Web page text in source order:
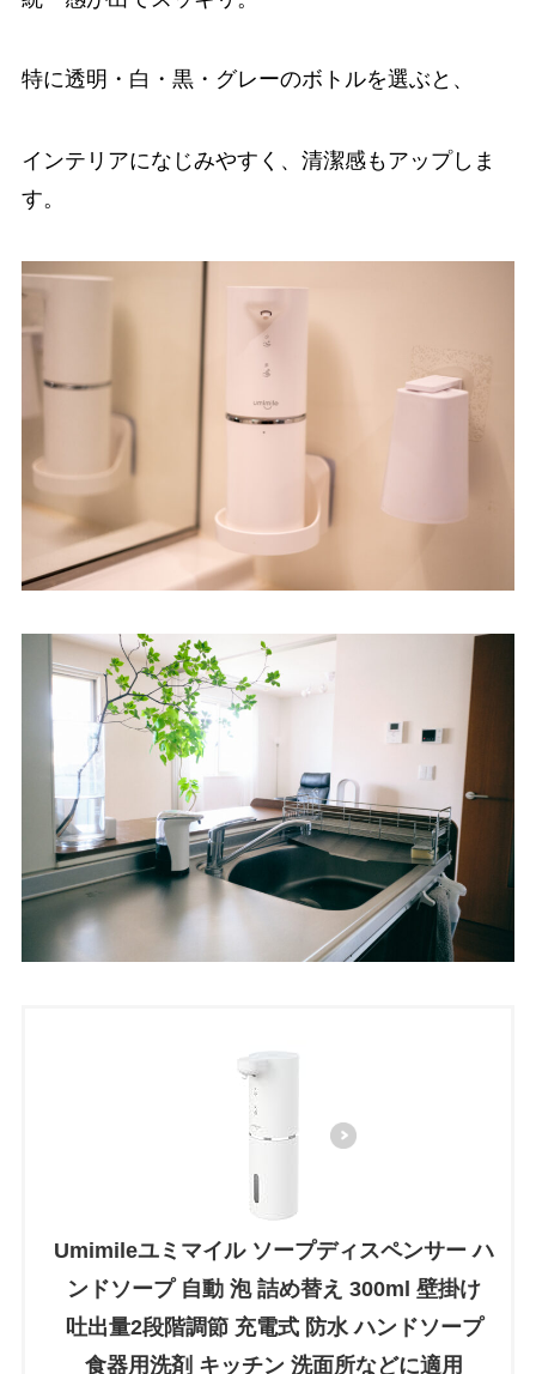
特に透明・白・黒・グレーのボトルを選ぶと、
インテリアになじみやすく、清潔感もアップしま
す。
Umimileユミマイル ソープディスペンサー ハ
ンドソープ 自動 泡 詰め替え 300ml 壁掛け
吐出量2段階調節 充電式 防水 ハンドソープ
食器用洗剤 キッチン 洗面所などに適用